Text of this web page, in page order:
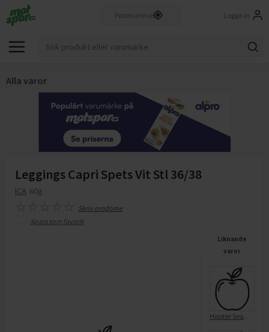
Logga in
Alla varor
Leggings Capri Spets Vit Stl 36/38
ICA 60g
Skriv omdöme
Spara som favorit
Liknande
varor
Hipster Seamless Vit 36/38